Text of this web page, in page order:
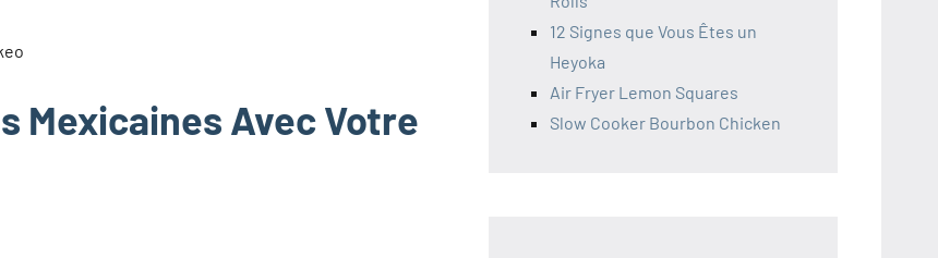
Mexicaines Avec Votre
12 Signes que Vous Êtes un
Heyoka
Air Fryer Lemon Squares
Slow Cooker Bourbon Chicken